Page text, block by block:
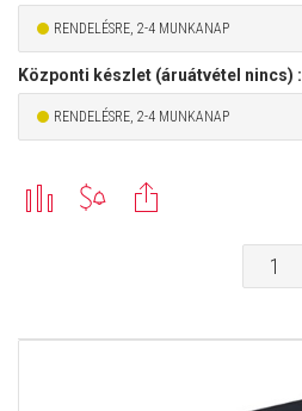
RENDELÉSRE, 2-4 MUNKANAP
Központi készlet (áruátvétel nincs) :
RENDELÉSRE, 2-4 MUNKANAP